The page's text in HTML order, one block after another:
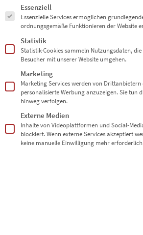
Es folgt eine Liste der Service-Gruppen,
Essenziell
Essenzielle Services ermöglichen
ordnungsgemäße Funktionieren der Website
Statistik
Statistik-Cookies sammeln Nutzungsdaten,
Besucher mit unserer Website umgehen.
Marketing
Marketing Services werden von
personalisierte Werbung anzuzeigen. Sie tun
hinweg verfolgen.
Externe Medien
Inhalte von Videoplattformen und Social-
blockiert. Wenn externe Services akzeptiert
keine manuelle Einwilligung mehr